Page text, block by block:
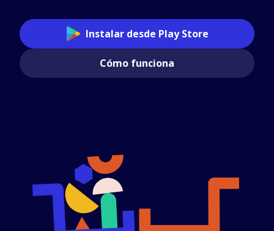
Instalar desde Play Store
Cómo funciona